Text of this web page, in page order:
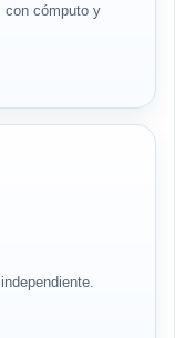
con cómputo y